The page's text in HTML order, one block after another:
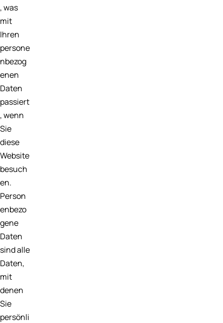
, was
mit
Ihren
persone
nbezog
enen
Daten
passiert
, wenn
Sie
diese
Website
besuch
en.
Person
enbezo
gene
Daten
sind alle
Daten,
mit
denen
Sie
persönli